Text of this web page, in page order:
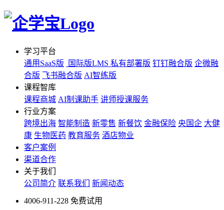
学习平台
通用SaaS版
国际版LMS 私有部署版 钉钉融合版 企微融
合版 飞书融合版 AI智练版
课程智库
课程商城 AI制课助手 讲师授课服务
行业方案
跨境出海 智能制造 新零售 新餐饮 金融保险 央国企 大健
康 生物医药 教育服务 酒店物业
客户案例
渠道合作
关于我们
公司简介 联系我们 新闻动态
4006-911-228 免费试用